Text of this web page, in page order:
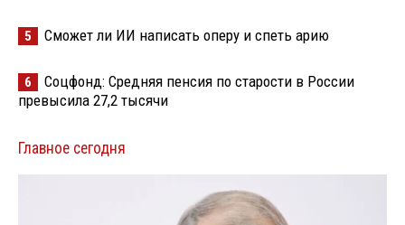
5 Сможет ли ИИ написать оперу и спеть арию
6
Соцфонд: Средняя пенсия по старости в России
превысила 27,2 тысячи
Главное сегодня